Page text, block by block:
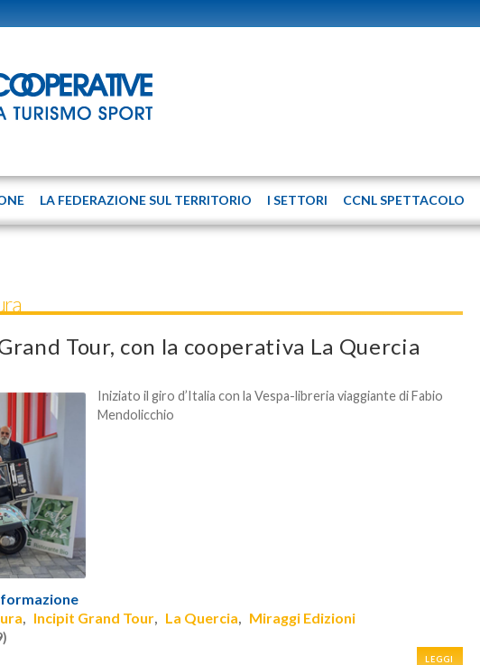
LA FEDERAZIONE SUL TERRITORIO I SETTORI CCNL SPETTACOLO
Tour, con la cooperativa La Quercia
Iniziato il giro d’Italia con la Vespa-libreria viaggiante di Fabio
Mendolicchio
, Incipit Grand Tour, La Quercia, Miraggi Edizioni
LEGGI